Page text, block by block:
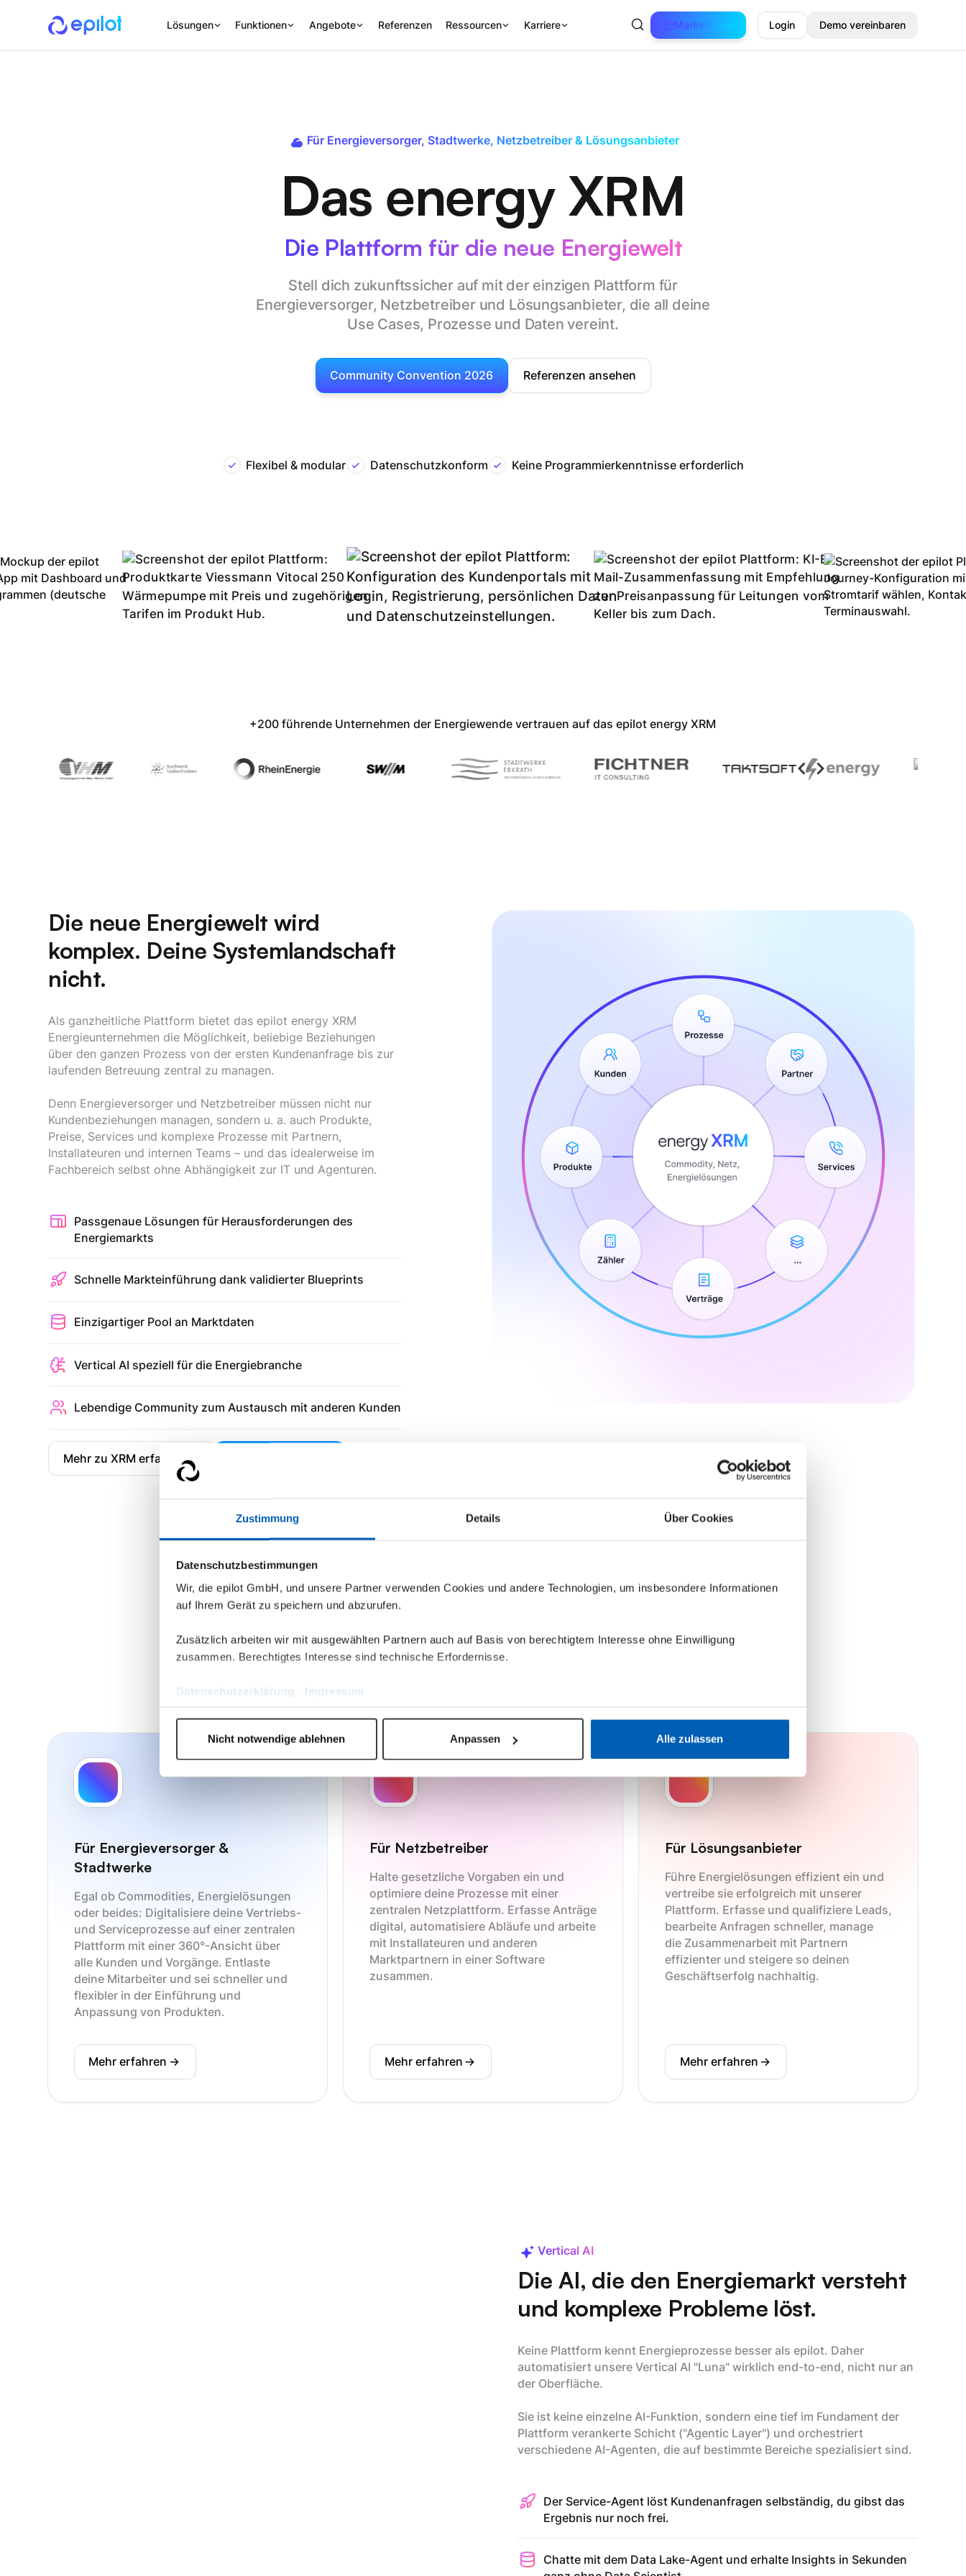
Zustimmung Details Über Cookies
Datenschutzbestimmungen
Wir, die epilot GmbH, und unsere Partner verwenden Cookies und andere Technologien, um insbesondere Informationen
auf Ihrem Gerät zu speichern und abzurufen.
Zusätzlich arbeiten wir mit ausgewählten Partnern auch auf Basis von berechtigtem Interesse ohne Einwilligung
zusammen. Berechtigtes Interesse sind technische Erfordernisse.
Datenschutzerklärung Impressum
Nicht notwendige ablehnen Anpassen Alle zulassen
Lösungen Funktionen Angebote Referenzen Ressourcen Karriere Marketplace Login Demo vereinbaren
Für Energieversorger, Stadtwerke, Netzbetreiber & Lösungsanbieter
Das energy XRM
Die Plattform für die neue Energiewelt
Stell dich zukunftssicher auf mit der einzigen Plattform für
Energieversorger, Netzbetreiber und Lösungsanbieter, die all deine
Use Cases, Prozesse und Daten vereint.
Community Convention 2026 Referenzen ansehen
Flexibel & modular Datenschutzkonform Keine Programmierkenntnisse erforderlich
+200 führende Unternehmen der Energiewende vertrauen auf das epilot energy XRM
Die neue Energiewelt wird
komplex. Deine Systemlandschaft
nicht.
Als ganzheitliche Plattform bietet das epilot energy XRM
Energieunternehmen die Möglichkeit, beliebige Beziehungen
über den ganzen Prozess von der ersten Kundenanfrage bis zur
laufenden Betreuung zentral zu managen.
Denn Energieversorger und Netzbetreiber müssen nicht nur
Kundenbeziehungen managen, sondern u. a. auch Produkte,
Preise, Services und komplexe Prozesse mit Partnern,
Installateuren und internen Teams – und das idealerweise im
Fachbereich selbst ohne Abhängigkeit zur IT und Agenturen.
Passgenaue Lösungen für Herausforderungen des
Energiemarkts
Schnelle Markteinführung dank validierter Blueprints
Einzigartiger Pool an Marktdaten
Vertical AI speziell für die Energiebranche
Lebendige Community zum Austausch mit anderen Kunden
Mehr zu XRM erfahren ->
Entdecke epilot nach
Branchenlösungen
Für Energieversorger &
Stadtwerke
Egal ob Commodities, Energielösungen
oder beides: Digitalisiere deine Vertriebs-
und Serviceprozesse auf einer zentralen
Plattform mit einer 360°-Ansicht über
alle Kunden und Vorgänge. Entlaste
deine Mitarbeiter und sei schneller und
flexibler in der Einführung und
Anpassung von Produkten.
Mehr erfahren ->
Für Netzbetreiber
Halte gesetzliche Vorgaben ein und
optimiere deine Prozesse mit einer
zentralen Netzplattform. Erfasse Anträge
digital, automatisiere Abläufe und arbeite
mit Installateuren und anderen
Marktpartnern in einer Software
zusammen.
Mehr erfahren ->
Für Lösungsanbieter
Führe Energielösungen effizient ein und
vertreibe sie erfolgreich mit unserer
Plattform. Erfasse und qualifiziere Leads,
bearbeite Anfragen schneller, manage
die Zusammenarbeit mit Partnern
effizienter und steigere so deinen
Geschäftserfolg nachhaltig.
Mehr erfahren ->
Vertical AI
Die AI, die den Energiemarkt versteht
und komplexe Probleme löst.
Keine Plattform kennt Energieprozesse besser als epilot. Daher
automatisiert unsere Vertical AI "Luna" wirklich end-to-end, nicht nur an
der Oberfläche.
Sie ist keine einzelne AI-Funktion, sondern eine tief im Fundament der
Plattform verankerte Schicht ("Agentic Layer") und orchestriert
verschiedene AI-Agenten, die auf bestimmte Bereiche spezialisiert sind.
Der Service-Agent löst Kundenanfragen selbständig, du gibst das
Ergebnis nur noch frei.
Chatte mit dem Data Lake-Agent und erhalte Insights in Sekunden